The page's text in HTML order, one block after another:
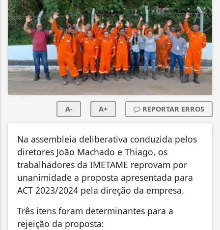
A- A+ REPORTAR ERROS
Na assembleia deliberativa conduzida pelos
diretores João Machado e Thiago, os
trabalhadores da IMETAME reprovam por
unanimidade a proposta apresentada para
ACT 2023/2024 pela direção da empresa.
Três itens foram determinantes para a
rejeição da proposta: